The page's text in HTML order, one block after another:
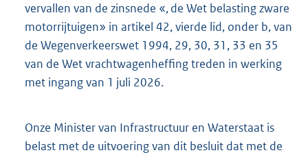
vervallen van de zinsnede «, de Wet belasting zware
motorrijtuigen» in artikel 42, vierde lid, onder b, van
de Wegenverkeerswet 1994, 29, 30, 31, 33 en 35
van de Wet vrachtwagenheffing treden in werking
met ingang van 1 juli 2026.
Onze Minister van Infrastructuur en Waterstaat is
belast met de uitvoering van dit besluit dat met de